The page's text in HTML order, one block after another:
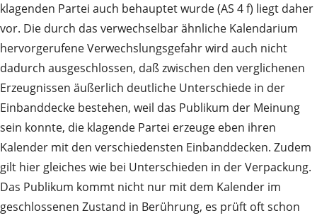
klagenden Partei auch behauptet wurde (AS 4 f) liegt daher
vor. Die durch das verwechselbar ähnliche Kalendarium
hervorgerufene Verwechslungsgefahr wird auch nicht
dadurch ausgeschlossen, daß zwischen den verglichenen
Erzeugnissen äußerlich deutliche Unterschiede in der
Einbanddecke bestehen, weil das Publikum der Meinung
sein konnte, die klagende Partei erzeuge eben ihren
Kalender mit den verschiedensten Einbanddecken. Zudem
gilt hier gleiches wie bei Unterschieden in der Verpackung.
Das Publikum kommt nicht nur mit dem Kalender im
geschlossenen Zustand in Berührung, es prüft oft schon